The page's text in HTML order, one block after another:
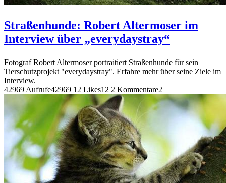
Straßenhunde: Robert Altermoser im
Interview über „everydaystray“
Fotograf Robert Altermoser portraitiert Straßenhunde für sein
Tierschutzprojekt "everydaystray". Erfahre mehr über seine Ziele im
Interview.
42969 Aufrufe42969 12 Likes12 2 Kommentare2